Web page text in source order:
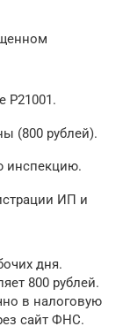
Р21001.
(800 рублей).
инспекцию.
ИП и
дня.
800 рублей.
в налоговую
сайт ФНС.